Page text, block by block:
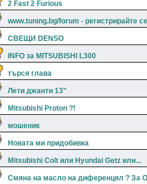
2 Fast 2 Furious
www.tuning.bg/forum - регистрирайте
СВЕЩИ DENSO
INFO за MITSUBISHI L300
търся глава
Лети джанти 13"
Mitsubishi Proton ?!
мошеник
Новата ми придобивка
Mitsubishi Colt или Hyundai Getz или...
Смяна на масло на диференцял ? За